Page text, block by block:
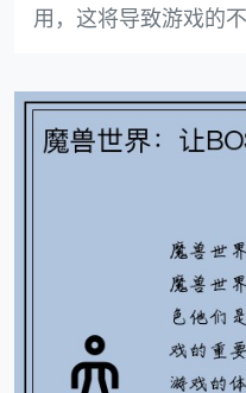
用，这将导致游戏的